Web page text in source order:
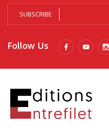
SUBSCRIBE
Follow Us